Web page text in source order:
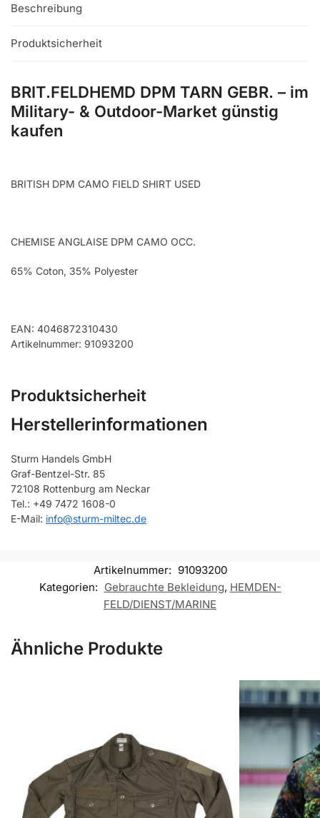
Beschreibung
Produktsicherheit
BRIT.FELDHEMD DPM TARN GEBR. – im
Military- & Outdoor-Market günstig
kaufen
BRITISH DPM CAMO FIELD SHIRT USED
CHEMISE ANGLAISE DPM CAMO OCC.
65% Coton, 35% Polyester
EAN: 4046872310430
Artikelnummer: 91093200
Produktsicherheit
Herstellerinformationen
Sturm Handels GmbH
Graf-Bentzel-Str. 85
72108 Rottenburg am Neckar
Tel.: +49 7472 1608-0
E-Mail: info@sturm-miltec.de
Artikelnummer: 91093200
Kategorien: Gebrauchte Bekleidung, HEMDEN-
FELD/DIENST/MARINE
Ähnliche Produkte